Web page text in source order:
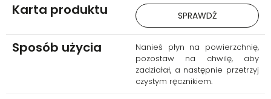
Karta produktu SPRAWDŹ
Sposób użycia
Nanieś płyn na powierzchnię,
pozostaw na chwilę, aby
zadziałał, a następnie przetrzyj
czystym ręcznikiem.